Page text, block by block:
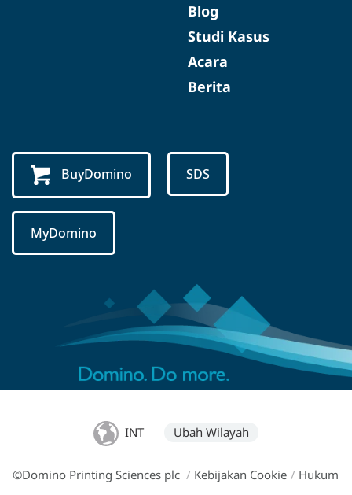
Blog
Studi Kasus
Acara
Berita
BuyDomino SDS
MyDomino
INT Ubah Wilayah
©Domino Printing Sciences plc / Kebijakan Cookie / Hukum